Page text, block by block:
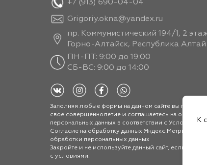
+7 (913) 690-04-04
Grigoriy.okna@yandex.ru
пр. Коммунистический 194/1, 2
Горно-Алтайск, Республика Алтай
ПН-ПТ: 9:00 до 19:00
СБ-ВС: 9:00 до 14:00
К
Заполняя любые формы на данном сайте вы
свое совершеннолетие и соглашаетесь на обработку
персональных данных в соответствии с Условиями.
Согласие на обработку данных Яндекс.Метрика
обработки персональных данных
Закройте и не используйте данный сайт, если не
с условиями.